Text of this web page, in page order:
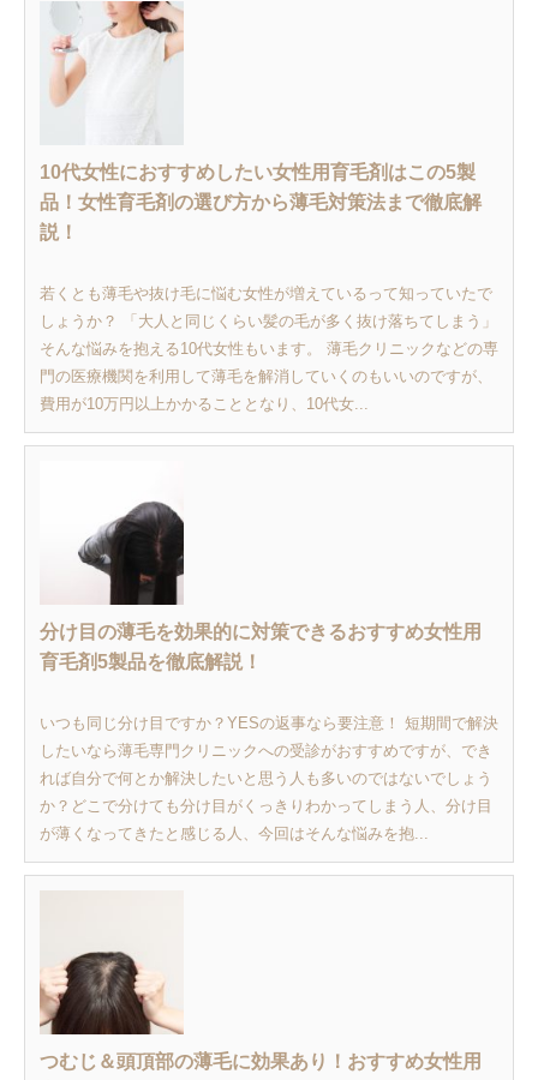
10代女性におすすめしたい女性用育毛剤はこの5製
品！女性育毛剤の選び方から薄毛対策法まで徹底解
説！
若くとも薄毛や抜け毛に悩む女性が増えているって知っていたで
しょうか？ 「大人と同じくらい髪の毛が多く抜け落ちてしまう」
そんな悩みを抱える10代女性もいます。 薄毛クリニックなどの専
門の医療機関を利用して薄毛を解消していくのもいいのですが、
費用が10万円以上かかることとなり、10代女...
分け目の薄毛を効果的に対策できるおすすめ女性用
育毛剤5製品を徹底解説！
いつも同じ分け目ですか？YESの返事なら要注意！ 短期間で解決
したいなら薄毛専門クリニックへの受診がおすすめですが、でき
れば自分で何とか解決したいと思う人も多いのではないでしょう
か？どこで分けても分け目がくっきりわかってしまう人、分け目
が薄くなってきたと感じる人、今回はそんな悩みを抱...
つむじ＆頭頂部の薄毛に効果あり！おすすめ女性用